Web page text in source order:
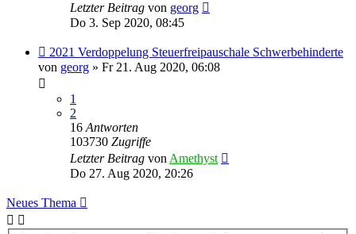
Letzter Beitrag von georg
Do 3. Sep 2020, 08:45
2021 Verdoppelung Steuerfreipauschale Schwerbehinderte
von georg » Fr 21. Aug 2020, 06:08
1
2
16Antworten
103730 Zugriffe
Letzter Beitrag vonAmethyst
Do 27. Aug 2020, 20:26
Neues Thema